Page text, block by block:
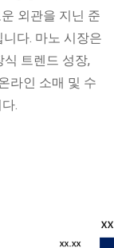
외관을 지닌 준
다. 마노 시장은
트렌드 성장,
라인 소매 및 수
.